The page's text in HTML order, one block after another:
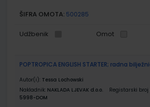
ŠIFRA OMOTA: 500285
Udžbenik Omot
POPTROPICA ENGLISH STARTER; radna
Autor(i): Tessa Lochowski
Nakladnik: NAKLADA LJEVAK d.o.o.
Registarski
5998-DOM